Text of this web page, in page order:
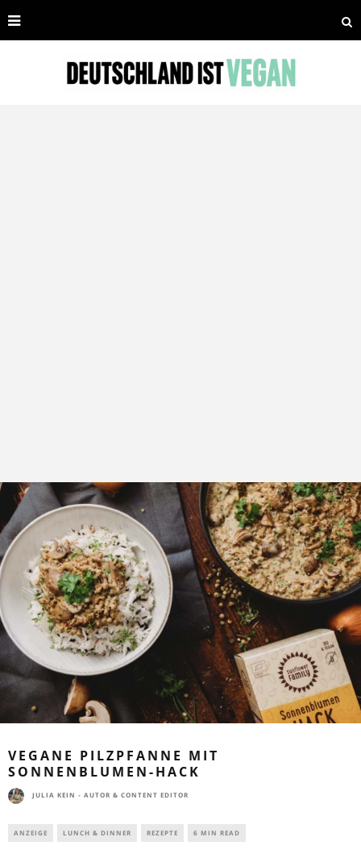
VEGANE PILZPFANNE MIT
SONNENBLUMEN-HACK
JULIA KEIN - AUTOR & CONTENT EDITOR
ANZEIGE LUNCH & DINNER REZEPTE 6 MIN READ